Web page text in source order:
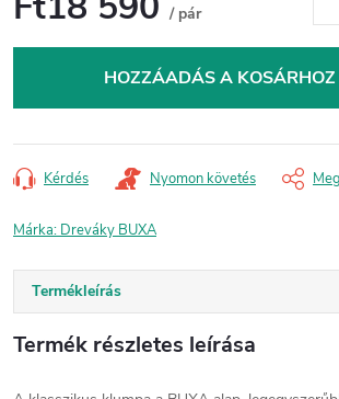
/ pár
HOZZÁADÁS A KOSÁRHOZ
Kérdés Nyomon követés
Márka: Dreváky BUXA
Termékleírás
Termék részletes leírása